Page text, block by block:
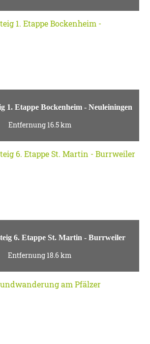
1. Etappe Bockenheim - Neuleiningen
Entfernung 16.5 km
6. Etappe St. Martin - Burrweiler
Entfernung 18.6 km